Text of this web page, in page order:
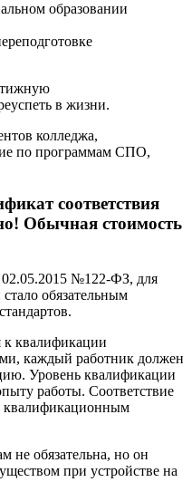
образовании
в жизни.
колледжа,
по программам СПО,
соответствия
Обычная стоимость
02.05.2015 №122-ФЗ, для
обязательным
к квалификации
каждый работник должен
Уровень квалификации
работы. Соответствие
квалификационным
не обязательна, но он
при устройстве на